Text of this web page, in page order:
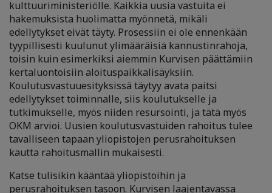
kulttuuriministeriölle. Kaikkia uusia vastuita ei
hakemuksista huolimatta myönnetä, mikäli
edellytykset eivät täyty. Prosessiin ei ole ennenkään
tyypillisesti kuulunut ylimääräisiä kannustinrahoja,
toisin kuin esimerkiksi aiemmin Kurvisen päättämiin
kertaluontoisiin aloituspaikkalisäyksiin.
Koulutusvastuuesityksissä täytyy avata paitsi
edellytykset toiminnalle, siis koulutukselle ja
tutkimukselle, myös niiden resursointi, ja tätä myös
OKM arvioi. Uusien koulutusvastuiden rahoitus tulee
tavalliseen tapaan yliopistojen perusrahoituksen
kautta rahoitusmallin mukaisesti.
Katse tulisikin kääntää yliopistoihin ja
perusrahoituksen tasoon. Kurvisen laajentavassa